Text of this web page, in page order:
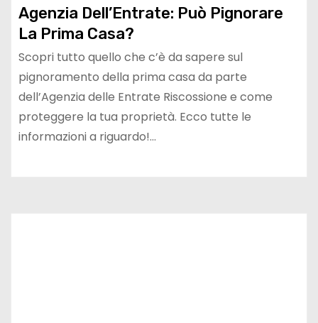
Agenzia Dell’Entrate: Può Pignorare
La Prima Casa?
Scopri tutto quello che c’è da sapere sul
pignoramento della prima casa da parte
dell’Agenzia delle Entrate Riscossione e come
proteggere la tua proprietà. Ecco tutte le
informazioni a riguardo!…